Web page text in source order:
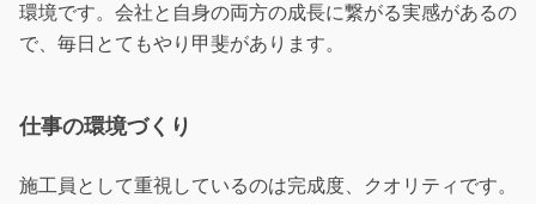
環境です。会社と自身の両方の成長に繋がる実感があるの
で、毎日とてもやり甲斐があります。
仕事の環境づくり
施工員として重視しているのは完成度、クオリティです。